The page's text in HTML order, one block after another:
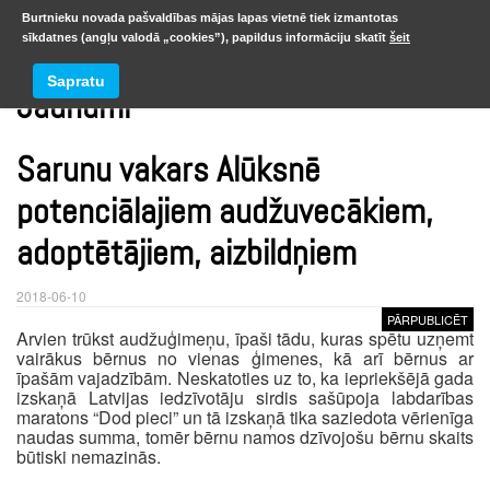
Jaunumi
Sarunu vakars Alūksnē
potenciālajiem audžuvecākiem,
adoptētājiem, aizbildņiem
2018-06-10
PĀRPUBLICĒT
Arvien trūkst audžuģimeņu, īpaši tādu, kuras spētu uzņemt
vairākus bērnus no vienas ģimenes, kā arī bērnus ar
īpašām vajadzībām. Neskatoties uz to, ka iepriekšējā gada
izskaņā Latvijas iedzīvotāju sirdis sašūpoja labdarības
maratons “Dod pieci” un tā izskaņā tika saziedota vērienīga
naudas summa, tomēr bērnu namos dzīvojošu bērnu skaits
būtiski nemazinās.
Burtnieku novada pašvaldības mājas lapas vietnē tiek izmantotas
sīkdatnes (angļu valodā „cookies”), papildus informāciju skatīt šeit
Sapratu